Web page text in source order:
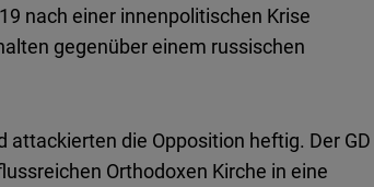
nach einer innenpolitischen Krise
gegenüber einem russischen
die Opposition heftig. Der GD
Orthodoxen Kirche in eine